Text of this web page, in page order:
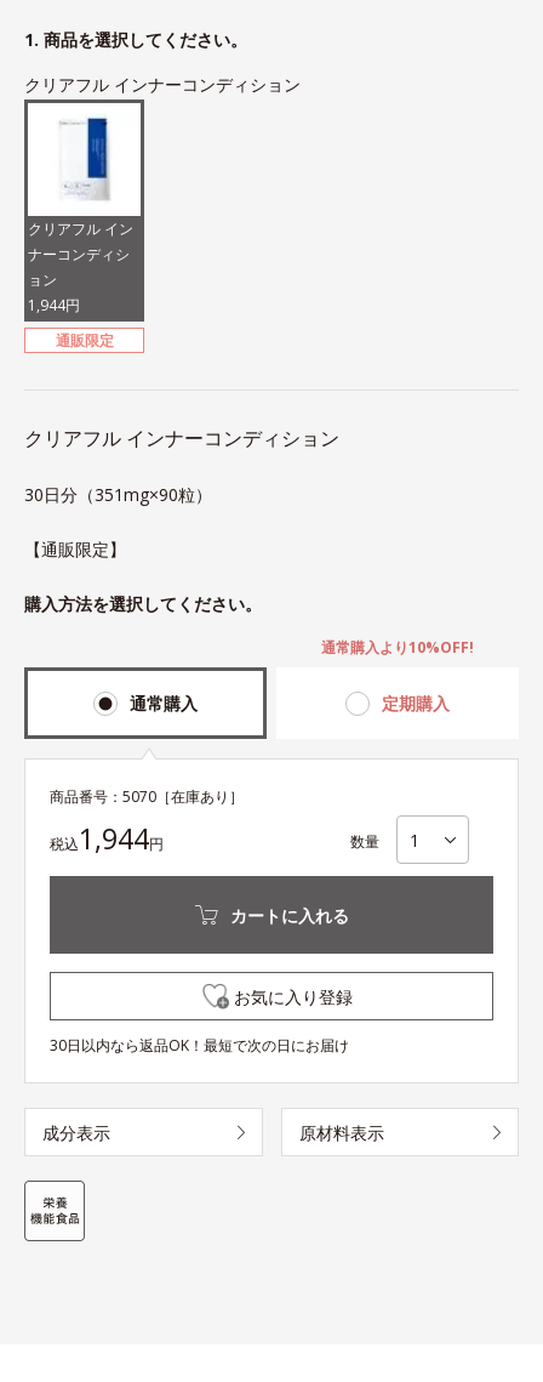
1. 商品を選択してください。
クリアフル インナーコンディション
クリアフル イン
ナーコンディシ
ョン
1,944円
通販限定
クリアフル インナーコンディション
30日分（351mg×90粒）
【通販限定】
購入方法を選択してください。
通常購入 定期購入
通常購入より10%OFF!
商品番号： 5070 ［在庫あり］
税込1,944円 数量
カートに入れる
お気に入り登録
30日以内なら返品OK！最短で次の日にお届け
成分表示 原材料表示